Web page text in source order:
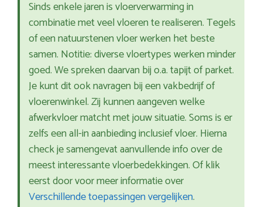
Sinds enkele jaren is vloerverwarming in
combinatie met veel vloeren te realiseren. Tegels
of een natuurstenen vloer werken het beste
samen. Notitie: diverse vloertypes werken minder
goed. We spreken daarvan bij o.a. tapijt of parket.
Je kunt dit ook navragen bij een vakbedrijf of
vloerenwinkel. Zij kunnen aangeven welke
afwerkvloer matcht met jouw situatie. Soms is er
zelfs een all-in aanbieding inclusief vloer. Hierna
check je samengevat aanvullende info over de
meest interessante vloerbedekkingen. Of klik
eerst door voor meer informatie over
Verschillende toepassingen vergelijken.